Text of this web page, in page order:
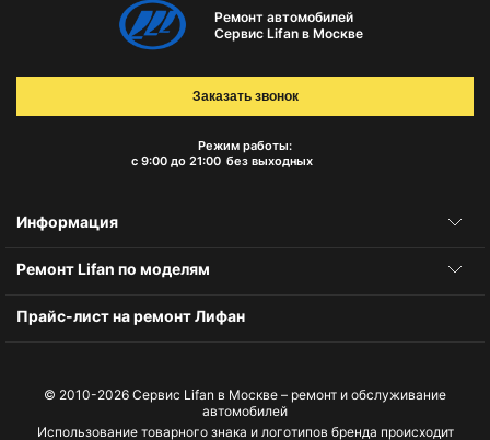
Ремонт автомобилей
Сервис Lifan в Москве
Режим работы:
с 9:00 до 21:00 без выходных
Заказать звонок
Информация
Ремонт Lifan по моделям
Прайс-лист на ремонт Лифан
© 2010-2026 Сервис Lifan в Москве – ремонт и обслуживание
автомобилей
Использование товарного знака и логотипов бренда происходит